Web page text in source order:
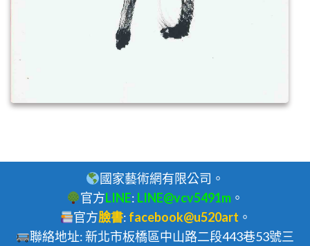
國家藝術網有限公司。
官方LINE: LINE@vcv5491m 。
官方臉書: facebook@u520art 。
聯絡地址: 新北市板橋區中山路二段443巷53號三